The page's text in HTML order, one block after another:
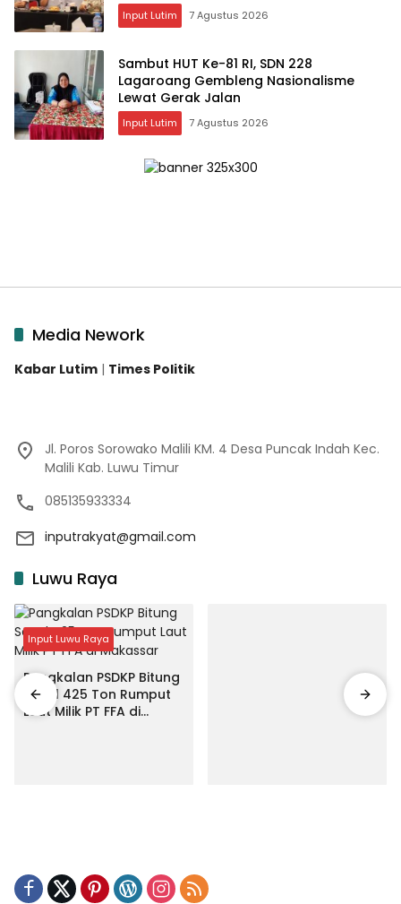
Input Lutim 7 Agustus 2026
Sambut HUT Ke-81 RI, SDN 228
Lagaroang Gembleng Nasionalisme
Lewat Gerak Jalan
Input Lutim 7 Agustus 2026
Media Nework
Kabar Lutim | Times Politik
Jl. Poros Sorowako Malili KM. 4 Desa Puncak Indah Kec.
Malili Kab. Luwu Timur
085135933334
inputrakyat@gmail.com
Luwu Raya
Input Luwu Raya
Pangkalan PSDKP Bitung
Segel 425 Ton Rumput
Laut Milik PT FFA di